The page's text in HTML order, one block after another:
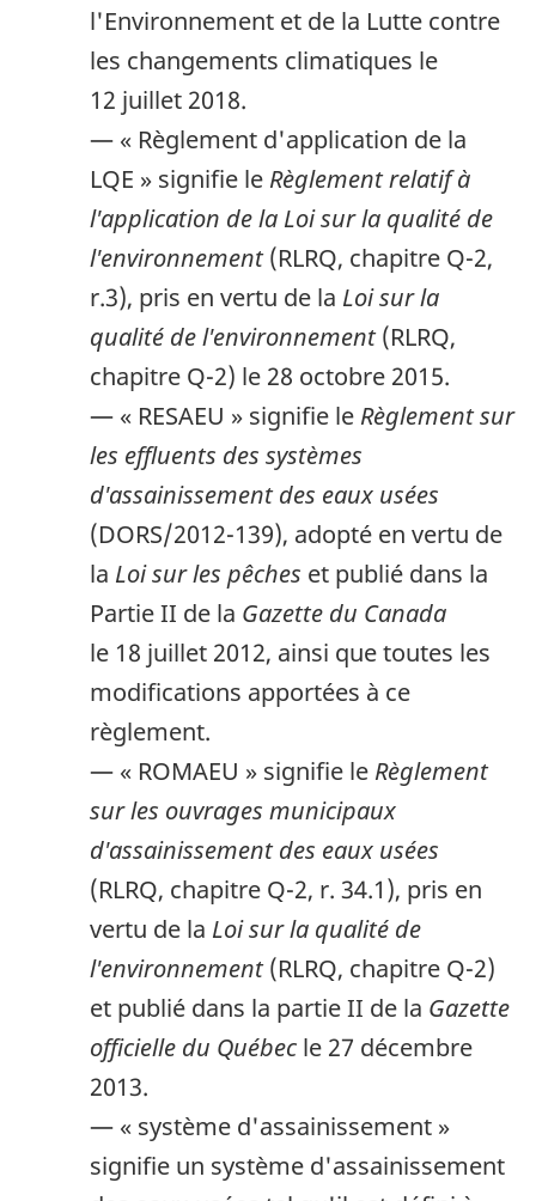
l'Environnement et de la Lutte contre
les changements climatiques le
12 juillet 2018.
— « Règlement d'application de la
LQE » signifie le Règlement relatif à
l'application de la Loi sur la qualité de
l'environnement(RLRQ, chapitre Q-2,
r.3), pris en vertu de la Loi sur la
qualité de l'environnement(RLRQ,
chapitre Q-2) le 28 octobre 2015.
— « RESAEU » signifie le Règlement sur
les effluents des systèmes
d'assainissement des eaux usées
(DORS/2012-139), adopté en vertu de
la Loi sur les pêches et publié dans la
Partie II de la Gazette du Canada
le 18 juillet 2012, ainsi que toutes les
modifications apportées à ce
règlement.
— « ROMAEU » signifie le Règlement
sur les ouvrages municipaux
d'assainissement des eaux usées
(RLRQ, chapitre Q-2, r. 34.1), pris en
vertu de la Loi sur la qualité de
l'environnement(RLRQ, chapitre Q-2)
et publié dans la partie II de la Gazette
officielle du Québec le 27 décembre
2013.
— « système d'assainissement »
signifie un système d'assainissement